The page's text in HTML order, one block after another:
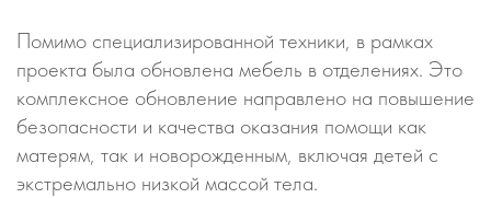
Помимо специализированной техники, в рамках
проекта была обновлена мебель в отделениях. Это
комплексное обновление направлено на повышение
безопасности и качества оказания помощи как
матерям, так и новорожденным, включая детей с
экстремально низкой массой тела.